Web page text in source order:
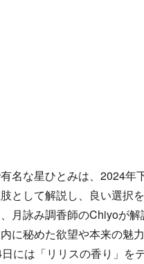
名な星ひとみは、2024年
として解説し、良い選択
月詠み調香師のChiyoが
に秘めた欲望や本来の魅
には「リリスの香り」を